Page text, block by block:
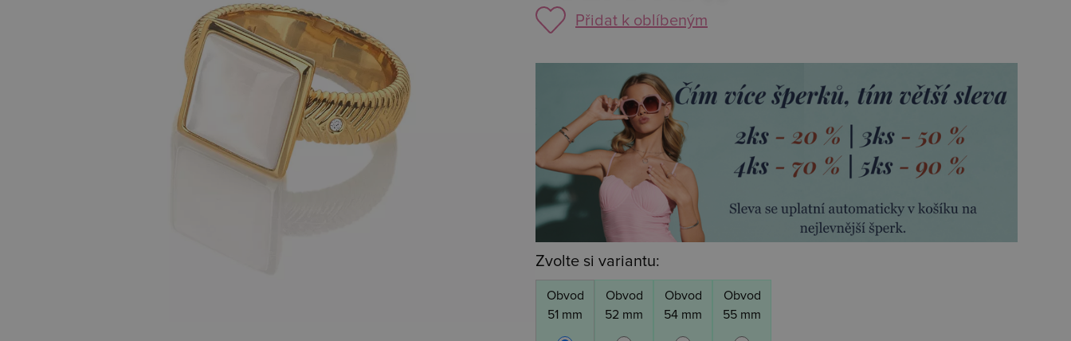
Přidat k oblíbeným
Zvolte si variantu:
Obvod
51 mm
Obvod
52 mm
Obvod
54 mm
Obvod
55 mm